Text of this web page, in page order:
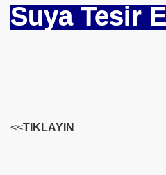
Suya Tesir
<<TIKLAYIN
Nasıldır ?